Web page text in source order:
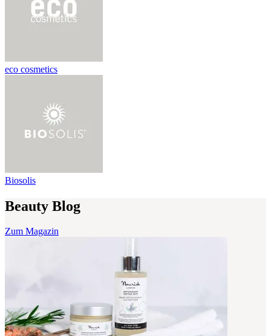
eco cosmetics
Biosolis
Beauty Blog
Zum Magazin